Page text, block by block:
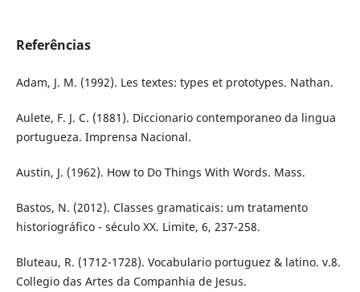
Referências
Adam, J. M. (1992). Les textes: types et prototypes. Nathan.
Aulete, F. J. C. (1881). Diccionario contemporaneo da lingua
portugueza. Imprensa Nacional.
Austin, J. (1962). How to Do Things With Words. Mass.
Bastos, N. (2012). Classes gramaticais: um tratamento
historiográfico - século XX. Limite, 6, 237-258.
Bluteau, R. (1712-1728). Vocabulario portuguez & latino. v.8.
Collegio das Artes da Companhia de Jesus.